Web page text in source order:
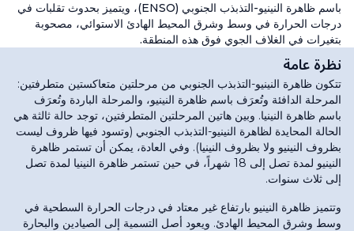
باسم ظاهرة النينيو-التذبذب الجنوبي (ENSO)، ويتميز بحدوث تقلبات في
درجات الحرارة في وسط وشرق المحيط الهادئ الاستوائي، مصحوبة
بتغيرات في الغلاف الجوي فوق هذه المنطقة.
نظرة عامة
تتكون ظاهرة النينيو-التذبذب الجنوبي من مرحلتين متعاكستين متطرفتين:
المرحلة الدافئة وتُعرَف باسم ظاهرة النينيو، والمرحلة الباردة وتُعرَف
باسم ظاهرة النينيا. وبين هاتين المرحلتين المتطرفتين، توجد حالة ثالثة هي
الحالة المحايدة لظاهرة النينيو-التذبذب الجنوبي (وتسود فيها ظروف ليست
بظروف النينيو ولا بظروف النينيا). وفي العادة، يمكن أن تستمر ظاهرة
النينيو لمدة تصل إلى 18 شهراً، في حين تستمر ظاهرة النينيا لمدة تصل
إلى ثلاث سنوات.
وتتميز ظاهرة النينيو بارتفاع غير معتاد في درجات الحرارة السطحية في
وسط وشرق المحيط الهادئ. ويعود أصل التسمية إلى الصيادين والبحارة